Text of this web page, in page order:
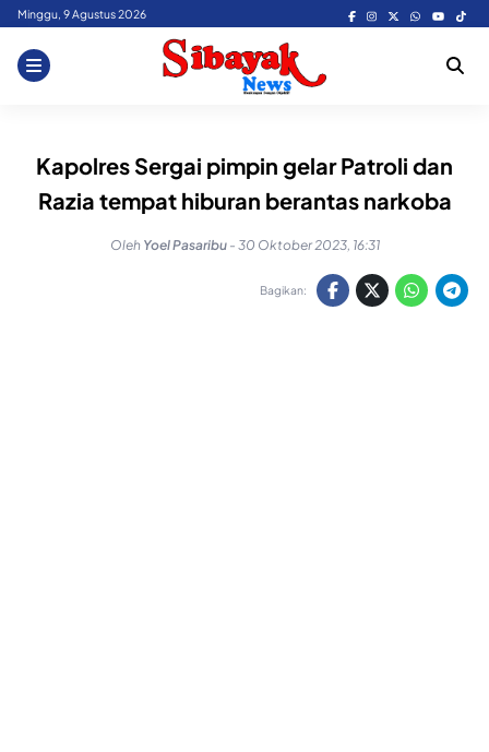
Skip
content
Minggu, 9 Agustus 2026
Kapolres Sergai pimpin gelar Patroli dan
Razia tempat hiburan berantas narkoba
Oleh Yoel Pasaribu - 30 Oktober 2023, 16:31
Bagikan: